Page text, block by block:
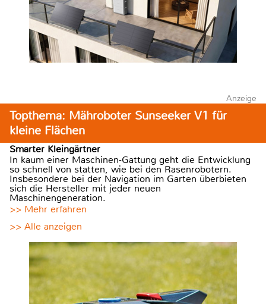
Anzeige
Topthema: Mähroboter Sunseeker V1 für
kleine Flächen
Smarter Kleingärtner
In kaum einer Maschinen-Gattung geht die Entwicklung
so schnell von statten, wie bei den Rasenrobotern.
Insbesondere bei der Navigation im Garten überbieten
sich die Hersteller mit jeder neuen
Maschinengeneration.
>> Mehr erfahren
>> Alle anzeigen